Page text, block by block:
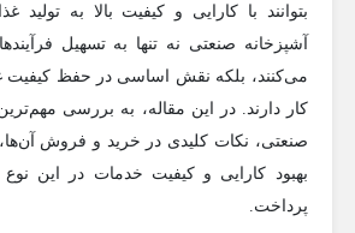
بتوانند با کارایی و کیفیت بالا به تولید
آشپزخانه صنعتی نه تنها به تسهیل
می‌کنند، بلکه نقش اساسی در حفظ کیفیت
کار دارند. در این مقاله، به بررسی
صنعتی، نکات کلیدی در خرید و فروش آن‌ها،
بهبود کارایی و کیفیت خدمات در این نوع
پرداخت.